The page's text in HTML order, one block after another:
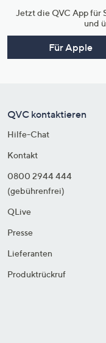
Jetzt die QVC App für
und
Für Apple
QVC kontaktieren
Hilfe-Chat
Kontakt
0800 2944 444
(gebührenfrei)
QLive
Presse
Lieferanten
Produktrückruf